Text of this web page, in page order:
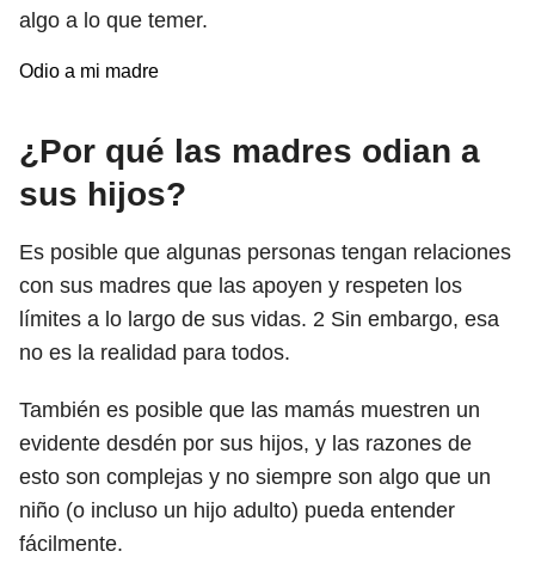
algo a lo que temer.
Odio a mi madre
¿Por qué las madres odian a
sus hijos?
Es posible que algunas personas tengan relaciones
con sus madres que las apoyen y respeten los
límites a lo largo de sus vidas. 2 Sin embargo, esa
no es la realidad para todos.
También es posible que las mamás muestren un
evidente desdén por sus hijos, y las razones de
esto son complejas y no siempre son algo que un
niño (o incluso un hijo adulto) pueda entender
fácilmente.